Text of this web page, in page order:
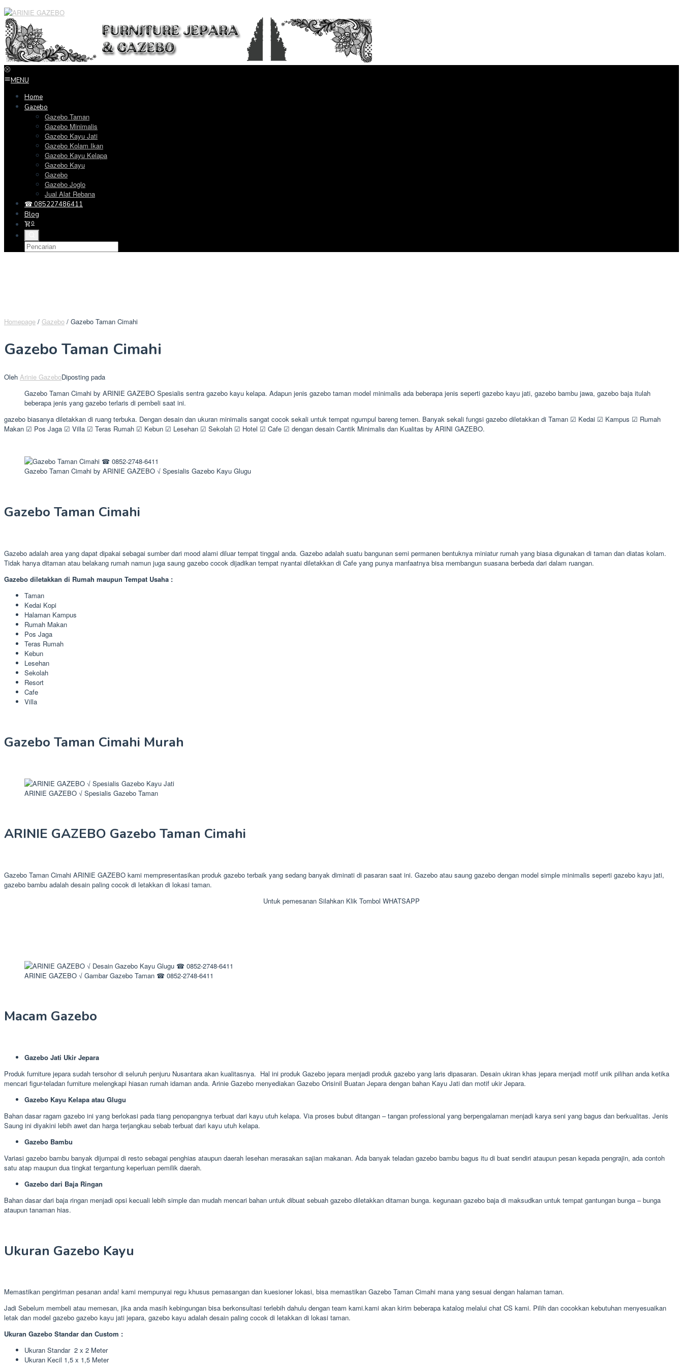
Loncat
ke
konten
MENU
Home
Gazebo
Gazebo Taman
Gazebo Minimalis
Gazebo Kayu Jati
Gazebo Kolam Ikan
Gazebo Kayu Kelapa
Gazebo Kayu
Gazebo
Gazebo Joglo
Jual Alat Rebana
☎ 085227486411
Blog
0
Homepage / Gazebo / Gazebo Taman Cimahi
Gazebo Taman Cimahi
Oleh Arinie GazeboDiposting pada
Gazebo Taman Cimahi by ARINIE GAZEBO Spesialis sentra gazebo kayu kelapa. Adapun jenis gazebo taman model minimalis ada beberapa jenis seperti gazebo kayu jati, gazebo bambu jawa, gazebo baja itulah
beberapa jenis yang gazebo terlaris di pembeli saat ini.
gazebo biasanya diletakkan di ruang terbuka. Dengan desain dan ukuran minimalis sangat cocok sekali untuk tempat ngumpul bareng temen. Banyak sekali fungsi gazebo diletakkan di Taman ☑ Kedai ☑ Kampus ☑ Rumah
Makan ☑ Pos Jaga ☑ Villa ☑ Teras Rumah ☑ Kebun ☑ Lesehan ☑ Sekolah ☑ Hotel ☑ Cafe ☑ dengan desain Cantik Minimalis dan Kualitas by ARINI GAZEBO.
Gazebo Taman Cimahi by ARINIE GAZEBO √ Spesialis Gazebo Kayu Glugu
Gazebo Taman Cimahi
Gazebo adalah area yang dapat dipakai sebagai sumber dari mood alami diluar tempat tinggal anda. Gazebo adalah suatu bangunan semi permanen bentuknya miniatur rumah yang biasa digunakan di taman dan diatas kolam.
Tidak hanya ditaman atau belakang rumah namun juga saung gazebo cocok dijadikan tempat nyantai diletakkan di Cafe yang punya manfaatnya bisa membangun suasana berbeda dari dalam ruangan.
Gazebo diletakkan di Rumah maupun Tempat Usaha :
Taman
Kedai Kopi
Halaman Kampus
Rumah Makan
Pos Jaga
Teras Rumah
Kebun
Lesehan
Sekolah
Resort
Cafe
Villa
Gazebo Taman Cimahi Murah
ARINIE GAZEBO √ Spesialis Gazebo Taman
ARINIE GAZEBO Gazebo Taman Cimahi
Gazebo Taman Cimahi ARINIE GAZEBO kami mempresentasikan produk gazebo terbaik yang sedang banyak diminati di pasaran saat ini. Gazebo atau saung gazebo dengan model simple minimalis seperti gazebo kayu jati,
gazebo bambu adalah desain paling cocok di letakkan di lokasi taman.
Untuk pemesanan Silahkan Klik Tombol WHATSAPP
ARINIE GAZEBO √ Gambar Gazebo Taman ☎ 0852-2748-6411
Macam Gazebo
Gazebo Jati Ukir Jepara
Produk furniture jepara sudah tersohor di seluruh penjuru Nusantara akan kualitasnya. Hal ini produk Gazebo jepara menjadi produk gazebo yang laris dipasaran. Desain ukiran khas jepara menjadi motif unik pilihan anda ketika
mencari figur-teladan furniture melengkapi hiasan rumah idaman anda. Arinie Gazebo menyediakan Gazebo Orisinil Buatan Jepara dengan bahan Kayu Jati dan motif ukir Jepara.
Gazebo Kayu Kelapa atau Glugu
Bahan dasar ragam gazebo ini yang berlokasi pada tiang penopangnya terbuat dari kayu utuh kelapa. Via proses bubut ditangan – tangan professional yang berpengalaman menjadi karya seni yang bagus dan berkualitas. Jenis
Saung ini diyakini lebih awet dan harga terjangkau sebab terbuat dari kayu utuh kelapa.
Gazebo Bambu
Variasi gazebo bambu banyak dijumpai di resto sebagai penghias ataupun daerah lesehan merasakan sajian makanan. Ada banyak teladan gazebo bambu bagus itu di buat sendiri ataupun pesan kepada pengrajin, ada contoh
satu atap maupun dua tingkat tergantung keperluan pemilik daerah.
Gazebo dari Baja Ringan
Bahan dasar dari baja ringan menjadi opsi kecuali lebih simple dan mudah mencari bahan untuk dibuat sebuah gazebo diletakkan ditaman bunga. kegunaan gazebo baja di maksudkan untuk tempat gantungan bunga – bunga
ataupun tanaman hias.
Ukuran Gazebo Kayu
Memastikan pengiriman pesanan anda! kami mempunyai regu khusus pemasangan dan kuesioner lokasi, bisa memastikan Gazebo Taman Cimahi mana yang sesuai dengan halaman taman.
Jadi Sebelum membeli atau memesan, jika anda masih kebingungan bisa berkonsultasi terlebih dahulu dengan team kami.kami akan kirim beberapa katalog melalui chat CS kami. Pilih dan cocokkan kebutuhan menyesuaikan
letak dan model gazebo gazebo kayu jati jepara, gazebo kayu adalah desain paling cocok di letakkan di lokasi taman.
Ukuran Gazebo Standar dan Custom :
Ukuran Standar 2 x 2 Meter
Ukuran Kecil 1,5 x 1,5 Meter